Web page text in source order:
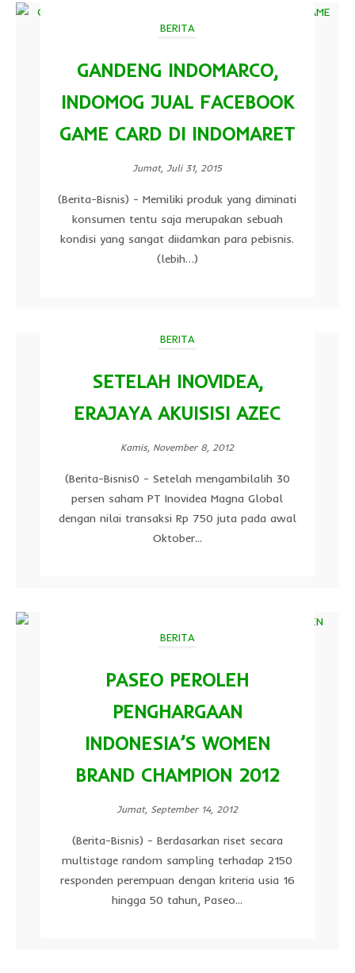
BERITA
GANDENG INDOMARCO,
INDOMOG JUAL FACEBOOK
GAME CARD DI INDOMARET
Jumat, Juli 31, 2015
(Berita-Bisnis) - Memiliki produk yang diminati
konsumen tentu saja merupakan sebuah
kondisi yang sangat diidamkan para pebisnis.
(lebih…)
BERITA
SETELAH INOVIDEA,
ERAJAYA AKUISISI AZEC
Kamis, November 8, 2012
(Berita-Bisnis0 - Setelah mengambilalih 30
persen saham PT Inovidea Magna Global
dengan nilai transaksi Rp 750 juta pada awal
Oktober...
BERITA
PASEO PEROLEH
PENGHARGAAN
INDONESIA’S WOMEN
BRAND CHAMPION 2012
Jumat, September 14, 2012
(Berita-Bisnis) - Berdasarkan riset secara
multistage random sampling terhadap 2150
responden perempuan dengan kriteria usia 16
hingga 50 tahun, Paseo...